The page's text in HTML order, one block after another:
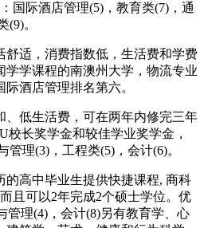
国际酒店管理(5)，教育类(7)，通
(9)。
舒适，消费指数低，生活费和学费
学学课程的南澳州大学，物流专业
酒店管理排名第六。
、低生活费，可在两年内修完三年
校长奖学金和较佳学业奖学金，
管理(3)，工程类(5)，会计(6)。
的高中毕业生提供快捷课程, 商科
且可以2年完成2个硕士学位。优
管理(4)，会计(8)另有教育学、心